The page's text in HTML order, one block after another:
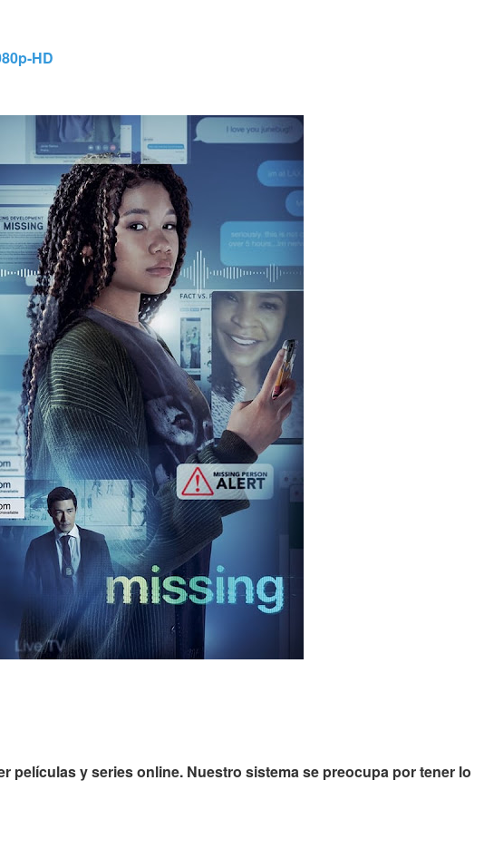
HD
películas y series online. Nuestro sistema se preocupa por tener lo